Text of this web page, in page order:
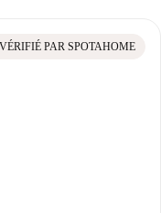
VÉRIFIÉ PAR SPOTAHOME